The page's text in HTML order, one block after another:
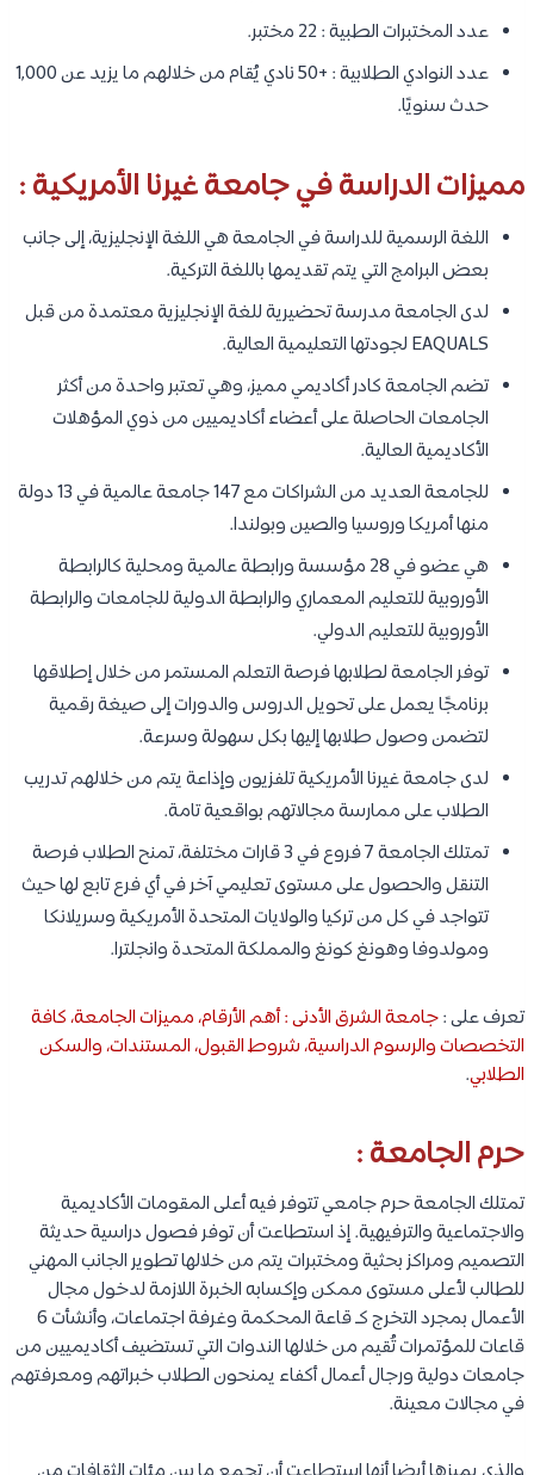
عدد المختبرات الطبية : 22 مختبر.
عدد النوادي الطلابية : +50 نادي يُقام من خلالهم ما يزيد عن 1,000
حدث سنويًا.
مميزات الدراسة في جامعة غيرنا الأمريكية :
اللغة الرسمية للدراسة في الجامعة هي اللغة الإنجليزية، إلى جانب
بعض البرامج التي يتم تقديمها باللغة التركية.
لدى الجامعة مدرسة تحضيرية للغة الإنجليزية معتمدة من قبل
EAQUALS لجودتها التعليمية العالية.
تضم الجامعة كادر أكاديمي مميز، وهي تعتبر واحدة من أكثر
الجامعات الحاصلة على أعضاء أكاديميين من ذوي المؤهلات
الأكاديمية العالية.
للجامعة العديد من الشراكات مع 147 جامعة عالمية في 13 دولة
منها أمريكا وروسيا والصين وبولندا.
هي عضو في 28 مؤسسة ورابطة عالمية ومحلية كالرابطة
الأوروبية للتعليم المعماري والرابطة الدولية للجامعات والرابطة
الأوروبية للتعليم الدولي.
توفر الجامعة لطلابها فرصة التعلم المستمر من خلال إطلاقها
برنامجًا يعمل على تحويل الدروس والدورات إلى صيغة رقمية
لتضمن وصول طلابها إليها بكل سهولة وسرعة.
لدى جامعة غيرنا الأمريكية تلفزيون وإذاعة يتم من خلالهم تدريب
الطلاب على ممارسة مجالاتهم بواقعية تامة.
تمتلك الجامعة 7 فروع في 3 قارات مختلفة، تمنح الطلاب فرصة
التنقل والحصول على مستوى تعليمي آخر في أي فرع تابع لها حيث
تتواجد في كل من تركيا والولايات المتحدة الأمريكية وسريلانكا
ومولدوفا وهونغ كونغ والمملكة المتحدة وانجلترا.
تعرف على :جامعة الشرق الأدنى : أهم الأرقام، مميزات الجامعة، كافة
التخصصات والرسوم الدراسية، شروط القبول، المستندات، والسكن
الطلابي.
حرم الجامعة :
تمتلك الجامعة حرم جامعي تتوفر فيه أعلى المقومات الأكاديمية
والاجتماعية والترفيهية. إذ استطاعت أن توفر فصول دراسية حديثة
التصميم ومراكز بحثية ومختبرات يتم من خلالها تطوير الجانب المهني
للطالب لأعلى مستوى ممكن وإكسابه الخبرة اللازمة لدخول مجال
الأعمال بمجرد التخرج كـ قاعة المحكمة وغرفة اجتماعات، وأنشأت 6
قاعات للمؤتمرات تُقيم من خلالها الندوات التي تستضيف أكاديميين من
جامعات دولية ورجال أعمال أكفاء يمنحون الطلاب خبراتهم ومعرفتهم
في مجالات معينة.